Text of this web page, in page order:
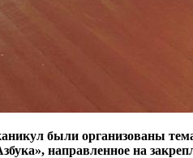
были организованы
направленное на